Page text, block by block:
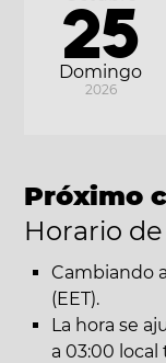
Domingo
25
2026
Próximo
Horario
Cambiando
(EET).
La hora se
a 03:00 local